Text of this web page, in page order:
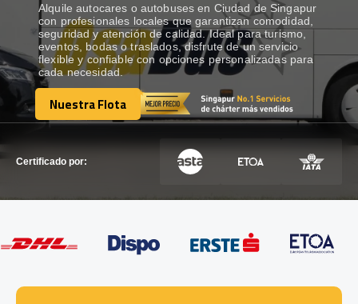
RECORRIDAS Show dropdown
FLOTA
Alquile autocares o autobuses en Ciudad de Singapur
con profesionales locales que garantizan comodidad,
seguridad y atención de calidad. Ideal para turismo,
eventos, bodas o traslados, disfrute de un servicio
flexible y confiable con opciones personalizadas para
cada necesidad.
Nuestra Flota
Nuestra Flota
Certificado por: